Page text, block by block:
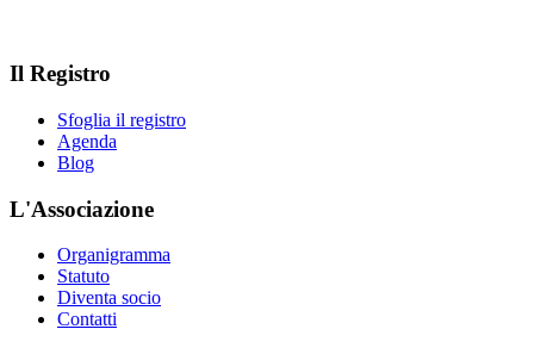
Il Registro
Sfoglia il registro
Agenda
Blog
L'Associazione
Organigramma
Statuto
Diventa socio
Contatti